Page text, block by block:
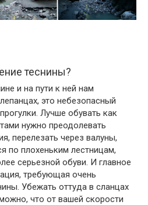
теснины?
и на пути к ней нам
это небезопасный
Лучше обувать как
нужно преодолевать
перелезать через валуны,
по плохеньким лестницам,
серьезной обуви. И главное
требующая очень
Убежать оттуда в сланцах
что от вашей скорости